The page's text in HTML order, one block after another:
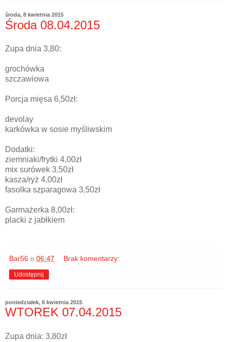
środa, 8 kwietnia 2015
Środa 08.04.2015
Zupa dnia 3,80:
grochówka
szczawiowa
Porcja mięsa 6,50zł:
devolay
karkówka w sosie myśliwskim
Dodatki:
ziemniaki/frytki 4,00zł
mix surówek 3,50zł
kasza/ryż 4,00zł
fasolka szparagowa 3,50zł
Garmażerka 8,00zł:
placki z jabłkiem
Bar56 o 06:47 Brak komentarzy:
Udostępnij
poniedziałek, 6 kwietnia 2015
WTOREK 07.04.2015
Zupa dnia: 3,80zł